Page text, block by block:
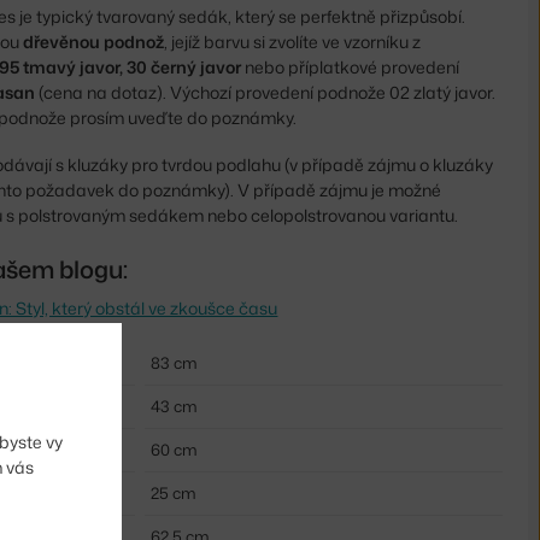
je typický tvarovaný sedák, který se perfektně přizpůsobí.
dřevěnou podnož, jejíž barvu si zvolíte ve vzorníku z
tmavý javor, 30 černý javor nebo příplatkové provedení
(cena na dotaz). Výchozí provedení podnože 02 zlatý javor.
prosím uveďte do poznámky.
s kluzáky pro tvrdou podlahu (v případě zájmu o kluzáky
požadavek do poznámky). V případě zájmu je možné
polstrovaným sedákem nebo celopolstrovanou variantu.
blogu:
Styl, který obstál ve zkoušce času
83 cm
43 cm
60 cm
25 cm
vy
vás